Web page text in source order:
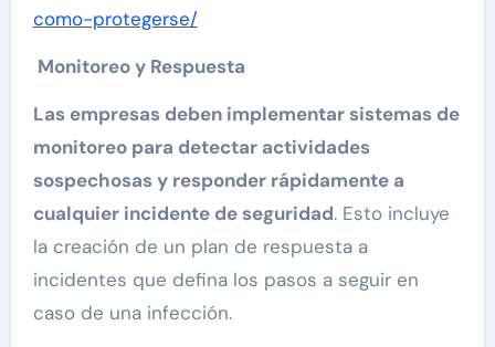
como-protegerse/
Monitoreo y Respuesta
Las empresas deben implementar sistemas de
monitoreo para detectar actividades
sospechosas y responder rápidamente a
cualquier incidente de seguridad. Esto incluye
la creación de un plan de respuesta a
incidentes que defina los pasos a seguir en
caso de una infección.